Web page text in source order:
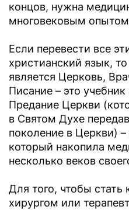
концов, нужна
многовековым опытом
Если перевести все
христианский язык,
является Церковь,
Писание – это
Предание Церкви
в Святом Духе
поколение в Церкви)
который накопила
несколько веков
Для того, чтобы
хирургом или